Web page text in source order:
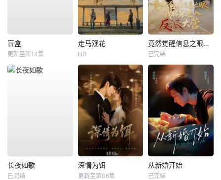
盲盒
更新至第14集
走马观花
HD
竟然觉醒信息之眼，我转身进入反派大营
已完结
长夜如歌
已完结
深情为饵
更新至第06集
从新婚开始
已完结